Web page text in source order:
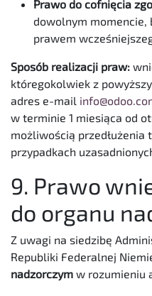
Prawo do cofnięcia
dowolnym momencie,
prawem
Sposób realizacji praw:
któregokolwiek z
adres e-mail
w terminie 1 miesiąca od
możliwością przedłużenia
przypadkach
9. Prawo
do organu
Z uwagi na siedzibę
Republiki Federalnej
nadzorczym w rozumieniu